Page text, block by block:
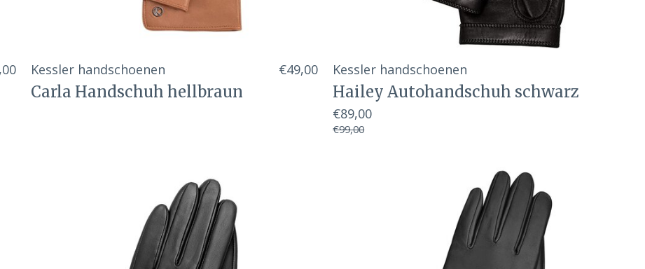
Kessler handschoenen
Carla Handschuh hellbraun
€49,00 Kessler handschoenen
Hailey Autohandschuh schwarz
€89,00
€99,00